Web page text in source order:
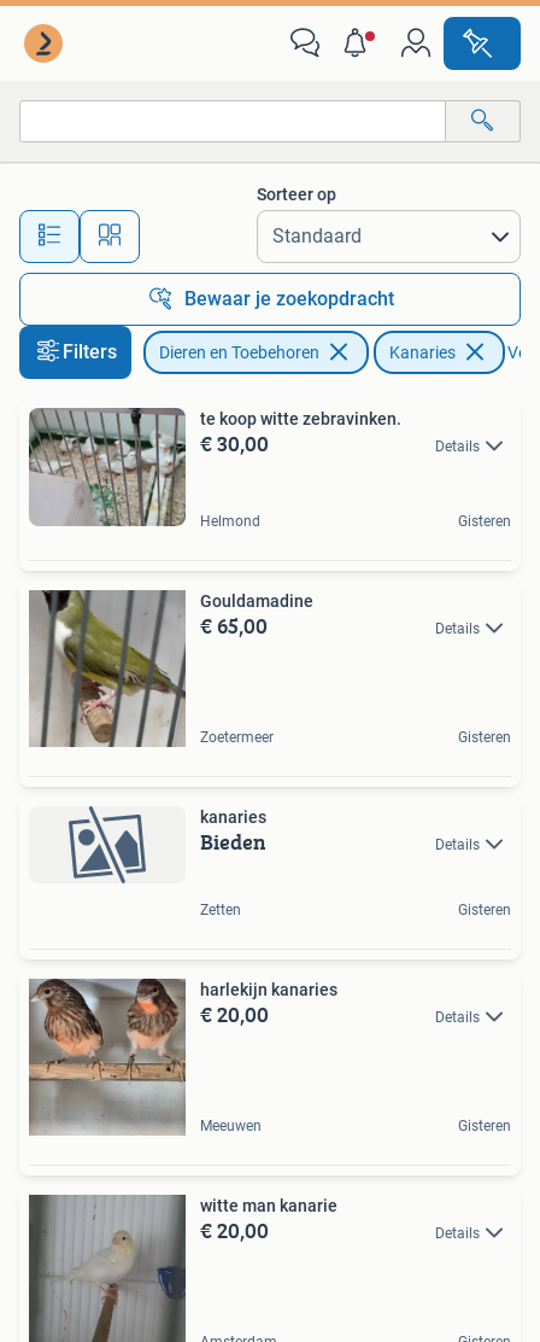
Alle afstanden…
Sorteer op
Bewaar je zoekopdracht
Filters Dieren en Toebehoren Kanaries
te koop witte zebravinken.
€ 30,00 Details
Helmond Gisteren
Gouldamadine
€ 65,00 Details
Zoetermeer Gisteren
kanaries
Bieden Details
Zetten Gisteren
harlekijn kanaries
€ 20,00 Details
Meeuwen Gisteren
witte man kanarie
€ 20,00 Details